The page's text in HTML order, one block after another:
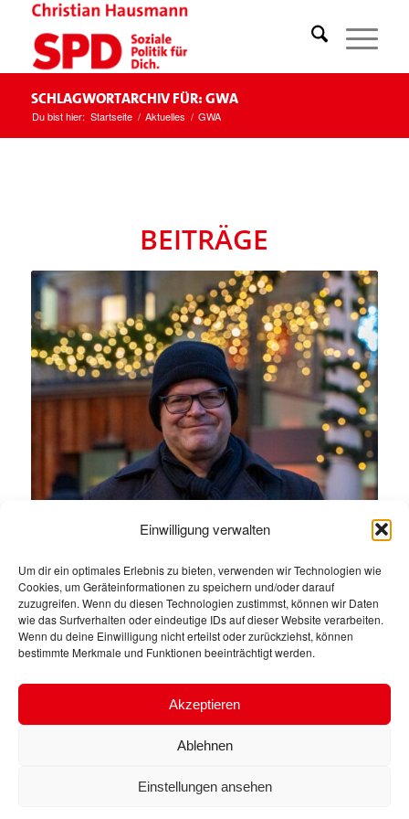
Einwilligung verwalten
Um dir ein optimales Erlebnis zu bieten, verwenden wir Technologien wie
Cookies, um Geräteinformationen zu speichern und/oder darauf
zuzugreifen. Wenn du diesen Technologien zustimmst, können wir Daten
wie das Surfverhalten oder eindeutige IDs auf dieser Website verarbeiten.
Wenn du deine Einwilligung nicht erteilst oder zurückziehst, können
bestimmte Merkmale und Funktionen beeinträchtigt werden.
Akzeptieren
Ablehnen
Einstellungen ansehen
Schlagwortarchiv für: GWA
Du bist hier: Startseite / Aktuelles / GWA
BEITRÄGE
GWA-Weihnachtstreffen
30. November 2025
In gemütlich-weihnachtlicher Atmosphäre